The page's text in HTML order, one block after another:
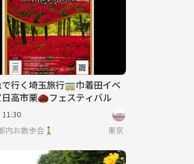
き・新たな体験＞
行く埼玉旅行🚃巾着田イベ
高市栗🌰フェスティバル
内お散歩会🚶
東京